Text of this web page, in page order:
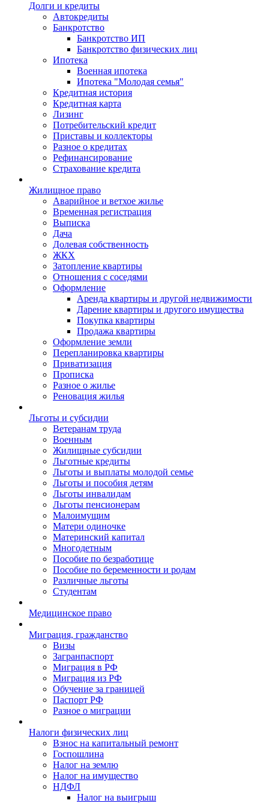
Долги и кредиты
Автокредиты
Банкротство
Банкротство ИП
Банкротство физических лиц
Ипотека
Военная ипотека
Ипотека "Молодая семья"
Кредитная история
Кредитная карта
Лизинг
Потребительский кредит
Приставы и коллекторы
Разное о кредитах
Рефинансирование
Страхование кредита
Жилищное право
Аварийное и ветхое жилье
Временная регистрация
Выписка
Дача
Долевая собственность
ЖКХ
Затопление квартиры
Отношения с соседями
Оформление
Аренда квартиры и другой недвижимости
Дарение квартиры и другого имущества
Покупка квартиры
Продажа квартиры
Оформление земли
Перепланировка квартиры
Приватизация
Прописка
Разное о жилье
Реновация жилья
Льготы и субсидии
Ветеранам труда
Военным
Жилищные субсидии
Льготные кредиты
Льготы и выплаты молодой семье
Льготы и пособия детям
Льготы инвалидам
Льготы пенсионерам
Малоимущим
Матери одиночке
Материнский капитал
Многодетным
Пособие по безработице
Пособие по беременности и родам
Различные льготы
Студентам
Медицинское право
Миграция, гражданство
Визы
Загранпаспорт
Миграция в РФ
Миграция из РФ
Обучение за границей
Паспорт РФ
Разное о миграции
Налоги физических лиц
Взнос на капитальный ремонт
Госпошлина
Налог на землю
Налог на имущество
НДФЛ
Налог на выигрыш